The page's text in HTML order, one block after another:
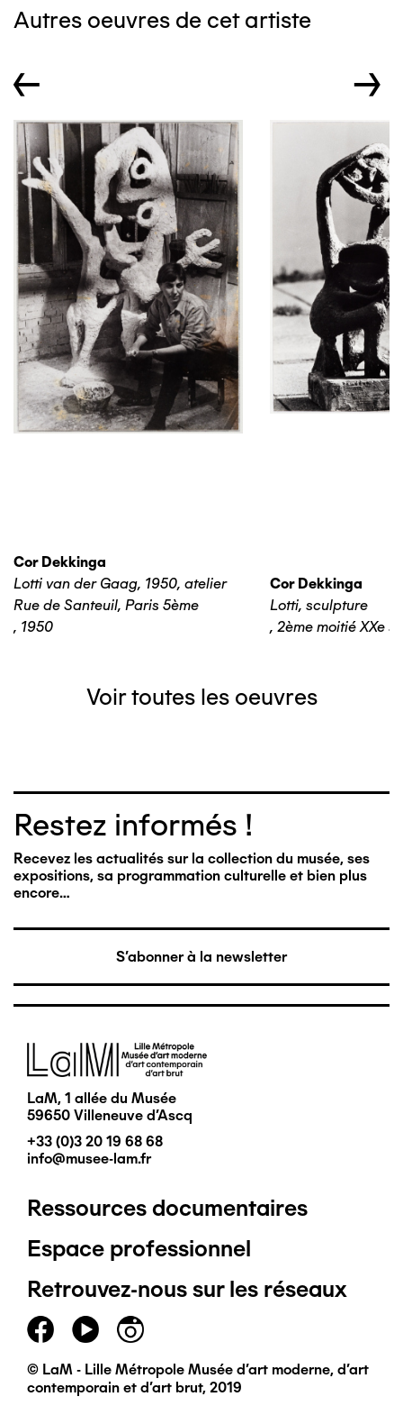
Autres oeuvres de cet artiste
← →
Cor Dekkinga
Lotti van der Gaag, 1950, atelier
Rue de Santeuil, Paris 5ème
, 1950
Cor Dekkinga
Lotti, sculpture
, 2ème moitié XXe
Voir toutes les oeuvres
Restez informés !
Recevez les actualités sur la collection du musée, ses
expositions, sa programmation culturelle et bien plus
encore…
S'abonner à la newsletter
Image
LaM, 1 allée du Musée
59650 Villeneuve d'Ascq
+33 (0)3 20 19 68 68
info@musee-lam.fr
Pied
de
page
principal
Ressources documentaires
Espace professionnel
Retrouvez-nous sur les réseaux
© LaM - Lille Métropole Musée d'art moderne, d'art
contemporain et d'art brut, 2019